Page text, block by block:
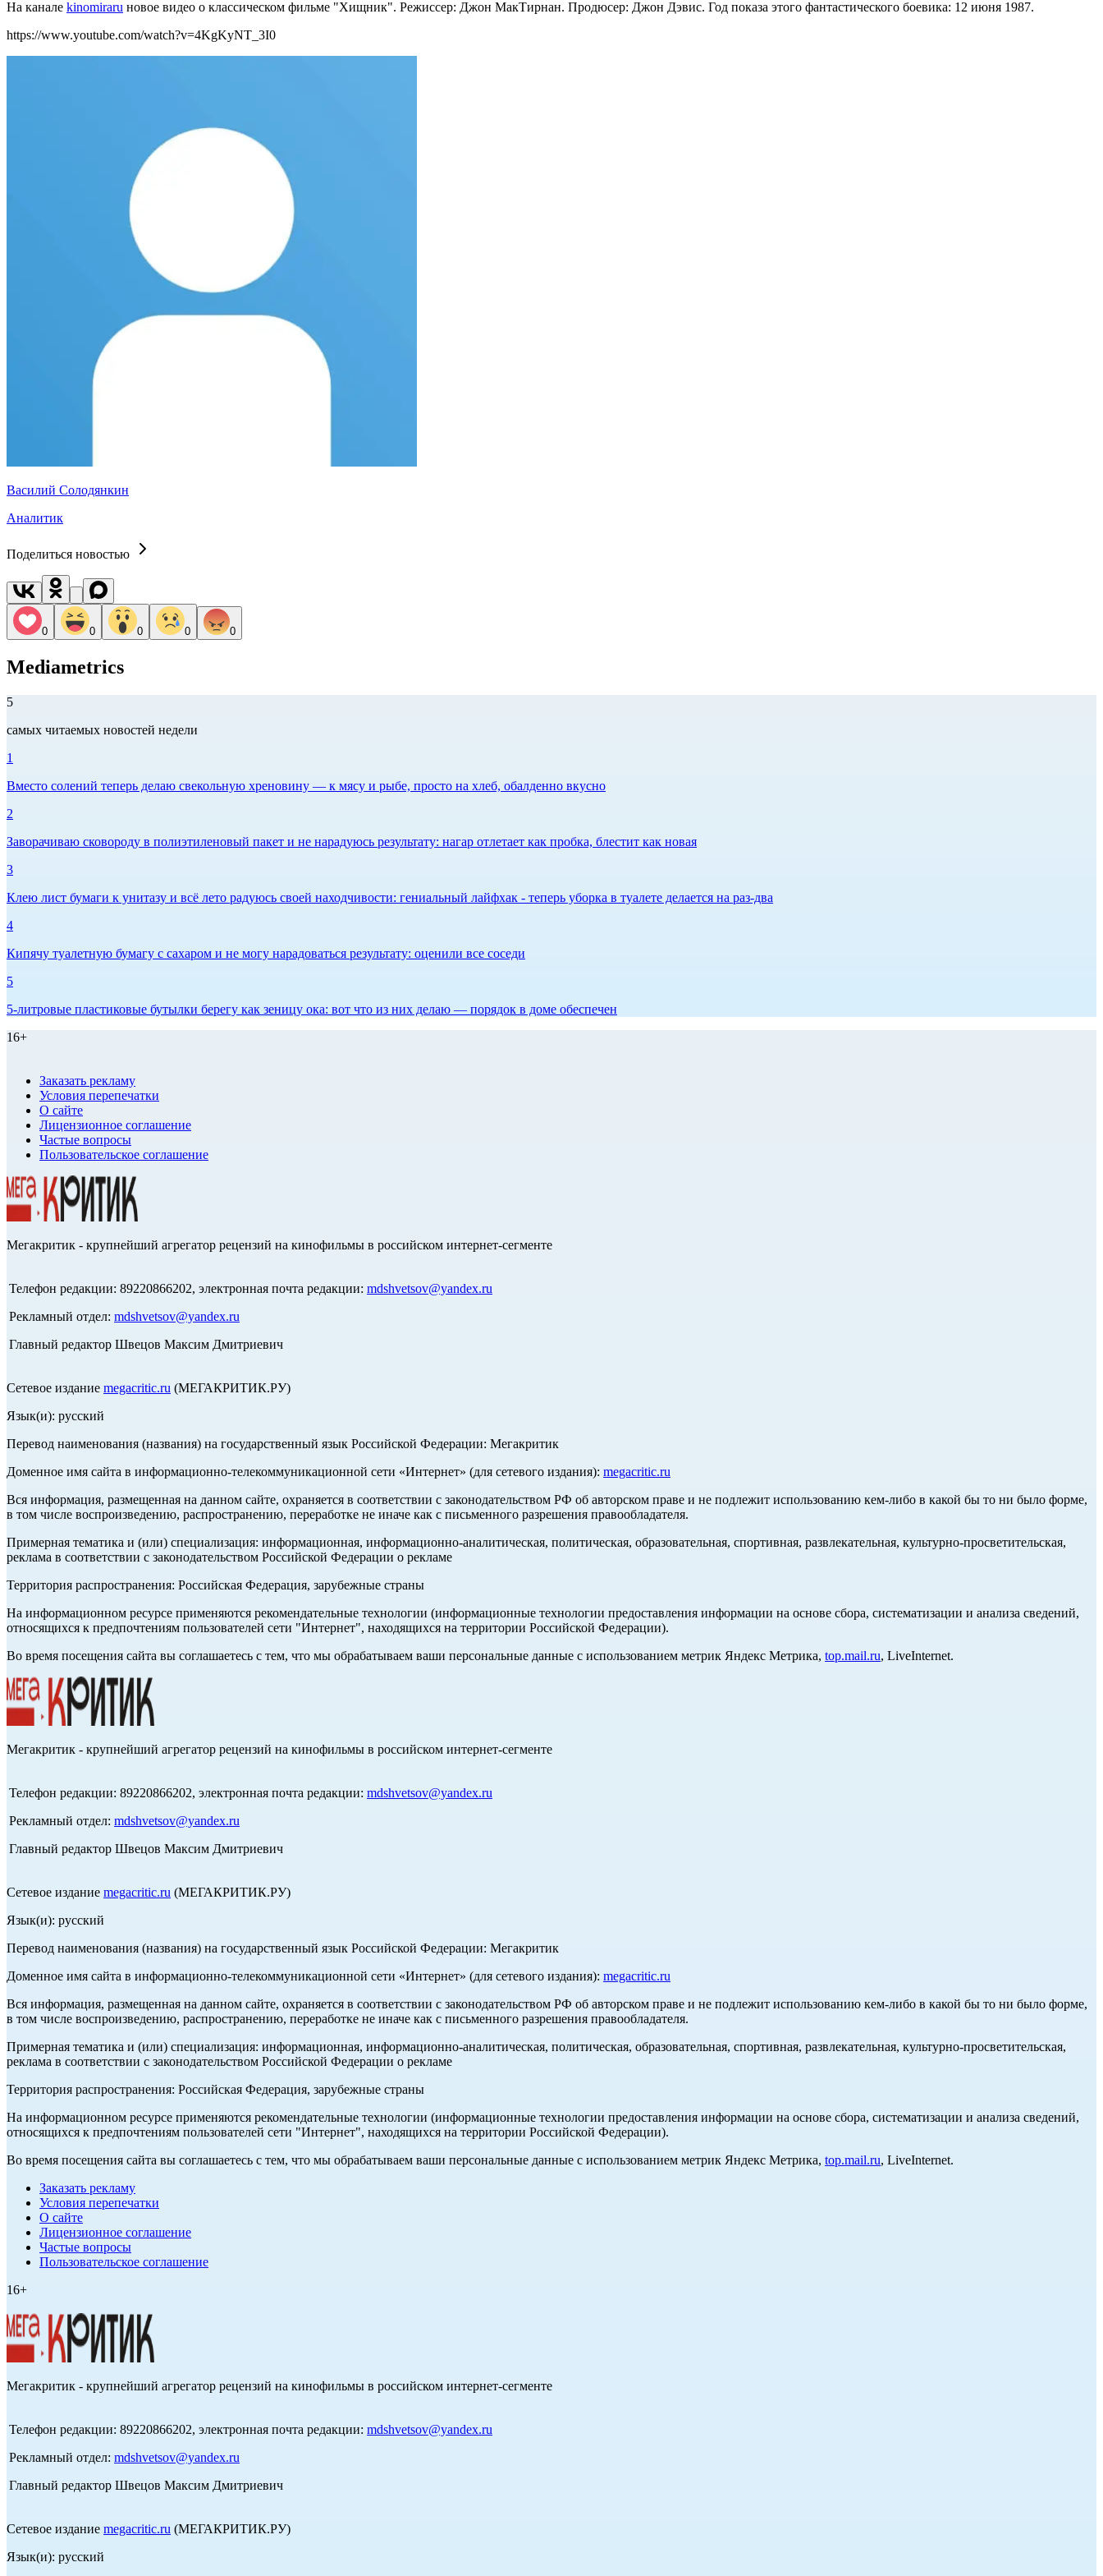
На канале kinomiraru новое видео о классическом фильме "Хищник". Режиссер: Джон МакТирнан. Продюсер: Джон Дэвис. Год показа этого фантастического боевика: 12 июня 1987.
https://www.youtube.com/watch?v=4KgKyNT_3I0
Василий Солодянкин
Аналитик
Поделиться новостью
0 0 0 0 0
Mediametrics
5
самых читаемых новостей недели
1
Вместо солений теперь делаю свекольную хреновину — к мясу и рыбе, просто на хлеб, обалденно вкусно
2
Заворачиваю сковороду в полиэтиленовый пакет и не нарадуюсь результату: нагар отлетает как пробка, блестит как новая
3
Клею лист бумаги к унитазу и всё лето радуюсь своей находчивости: гениальный лайфхак - теперь уборка в туалете делается на раз-два
4
Кипячу туалетную бумагу с сахаром и не могу нарадоваться результату: оценили все соседи
5
5-литровые пластиковые бутылки берегу как зеницу ока: вот что из них делаю — порядок в доме обеспечен
16+
Заказать рекламу
Условия перепечатки
О сайте
Лицензионное соглашение
Частые вопросы
Пользовательское соглашение
Мегакритик - крупнейший агрегатор рецензий на кинофильмы в российском интернет-сегменте
Телефон редакции: 89220866202, электронная почта редакции: mdshvetsov@yandex.ru
Рекламный отдел: mdshvetsov@yandex.ru
Главный редактор Швецов Максим Дмитриевич
Сетевое издание megacritic.ru (МЕГАКРИТИК.РУ)
Язык(и): русский
Перевод наименования (названия) на государственный язык Российской Федерации: Мегакритик
Доменное имя сайта в информационно-телекоммуникационной сети «Интернет» (для сетевого издания): megacritic.ru
Вся информация, размещенная на данном сайте, охраняется в соответствии с законодательством РФ об авторском праве и не подлежит использованию кем-либо в какой бы то ни было форме,
в том числе воспроизведению, распространению, переработке не иначе как с письменного разрешения правообладателя.
Примерная тематика и (или) специализация: информационная, информационно-аналитическая, политическая, образовательная, спортивная, развлекательная, культурно-просветительская,
реклама в соответствии с законодательством Российской Федерации о рекламе
Территория распространения: Российская Федерация, зарубежные страны
На информационном ресурсе применяются рекомендательные технологии (информационные технологии предоставления информации на основе сбора, систематизации и анализа сведений,
относящихся к предпочтениям пользователей сети "Интернет", находящихся на территории Российской Федерации).
Во время посещения сайта вы соглашаетесь с тем, что мы обрабатываем ваши персональные данные с использованием метрик Яндекс Метрика, top.mail.ru, LiveInternet.
Мегакритик - крупнейший агрегатор рецензий на кинофильмы в российском интернет-сегменте
Телефон редакции: 89220866202, электронная почта редакции: mdshvetsov@yandex.ru
Рекламный отдел: mdshvetsov@yandex.ru
Главный редактор Швецов Максим Дмитриевич
Сетевое издание megacritic.ru (МЕГАКРИТИК.РУ)
Язык(и): русский
Перевод наименования (названия) на государственный язык Российской Федерации: Мегакритик
Доменное имя сайта в информационно-телекоммуникационной сети «Интернет» (для сетевого издания): megacritic.ru
Вся информация, размещенная на данном сайте, охраняется в соответствии с законодательством РФ об авторском праве и не подлежит использованию кем-либо в какой бы то ни было форме,
в том числе воспроизведению, распространению, переработке не иначе как с письменного разрешения правообладателя.
Примерная тематика и (или) специализация: информационная, информационно-аналитическая, политическая, образовательная, спортивная, развлекательная, культурно-просветительская,
реклама в соответствии с законодательством Российской Федерации о рекламе
Территория распространения: Российская Федерация, зарубежные страны
На информационном ресурсе применяются рекомендательные технологии (информационные технологии предоставления информации на основе сбора, систематизации и анализа сведений,
относящихся к предпочтениям пользователей сети "Интернет", находящихся на территории Российской Федерации).
Во время посещения сайта вы соглашаетесь с тем, что мы обрабатываем ваши персональные данные с использованием метрик Яндекс Метрика, top.mail.ru, LiveInternet.
Заказать рекламу
Условия перепечатки
О сайте
Лицензионное соглашение
Частые вопросы
Пользовательское соглашение
16+
Мегакритик - крупнейший агрегатор рецензий на кинофильмы в российском интернет-сегменте
Телефон редакции: 89220866202, электронная почта редакции: mdshvetsov@yandex.ru
Рекламный отдел: mdshvetsov@yandex.ru
Главный редактор Швецов Максим Дмитриевич
Сетевое издание megacritic.ru (МЕГАКРИТИК.РУ)
Язык(и): русский